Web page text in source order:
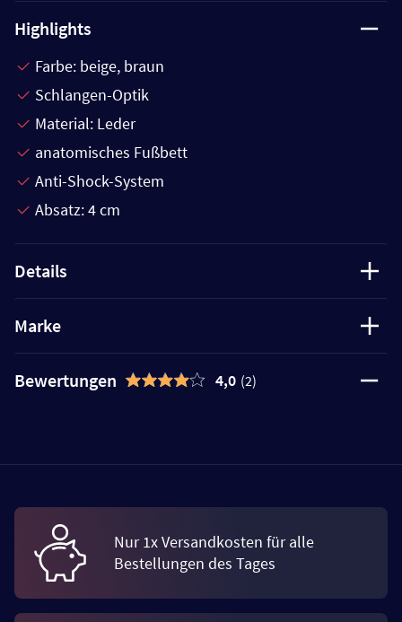
Highlights
Farbe: beige, braun
Schlangen-Optik
Material: Leder
anatomisches Fußbett
Anti-Shock-System
Absatz: 4 cm
Details
Marke
Bewertungen 4,0 (2)
Nur 1x Versandkosten für alle
Bestellungen des Tages